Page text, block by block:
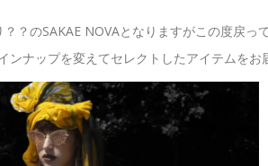
？？のSAKAE NOVAとなりますがこの度戻っ
ンナップを変えてセレクトしたアイテムをお